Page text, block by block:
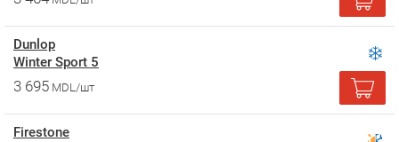
Dunlop
Winter Sport 5
3 695 MDL/шт
Firestone